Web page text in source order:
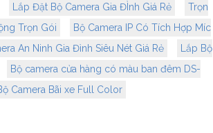
Lắp Đặt Bộ Camera Gia ĐÌnh Giá Rẻ
Trọn
Trọn Gói
Bộ Camera IP Có Tích Hợp Míc
An Ninh Gia Đình Siêu Nét Giá Rẻ
Lắp Bộ
Bộ camera cửa hàng có màu ban đêm DS-
Camera Bãi xe Full Color